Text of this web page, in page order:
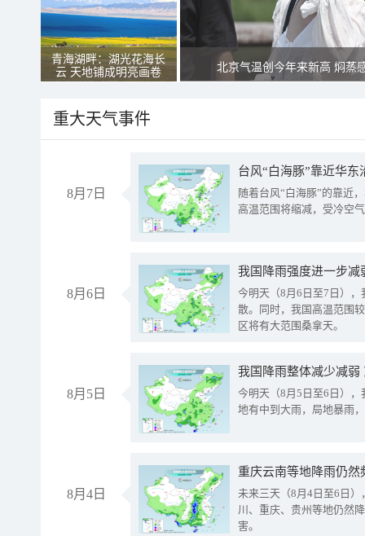
青海湖畔：湖光花海长
云 天地铺成明亮画卷
北京气温创今年来新高 焖蒸
重大天气事件
8月7日
台风“白海豚”靠近华
随着台风“白海豚”的靠近
高温范围将缩减，受冷空
8月6日
今明天（8月6日至7日）
散。同时，我国高温范围
区将有大范围桑拿天。
8月5日
我国降雨整体减少减弱
今明天（8月5日至6日）
地有中到大雨，局地暴雨
8月4日
重庆云南等地降雨仍然
未来三天（8月4日至6日
川、重庆、贵州等地仍然
害。